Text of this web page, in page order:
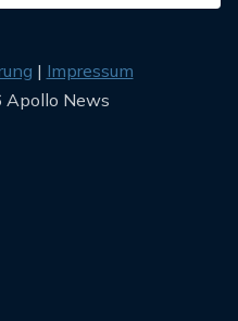
Impressum
News